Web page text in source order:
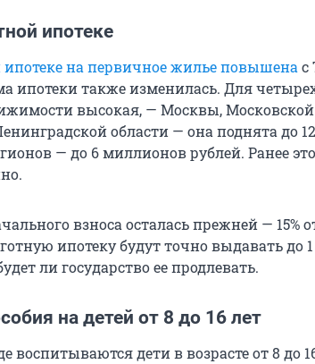
ипотеке
ипотеке на первичное жилье повышена с
ипотеки также изменилась. Для
высокая, — Москвы, Московской
области — она поднята до 12
— до 6 миллионов рублей. Ранее
взноса осталась прежней — 15%
ипотеку будут точно выдавать до
ли государство ее продлевать.
на детей от 8 до 16 лет
воспитываются дети в возрасте от 8 до